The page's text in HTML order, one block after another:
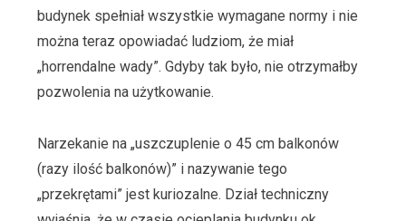
budynek spełniał wszystkie wymagane normy i nie
można teraz opowiadać ludziom, że miał
„horrendalne wady”. Gdyby tak było, nie otrzymałby
pozwolenia na użytkowanie.
Narzekanie na „uszczuplenie o 45 cm balkonów
(razy ilość balkonów)” i nazywanie tego
„przekrętami” jest kuriozalne. Dział techniczny